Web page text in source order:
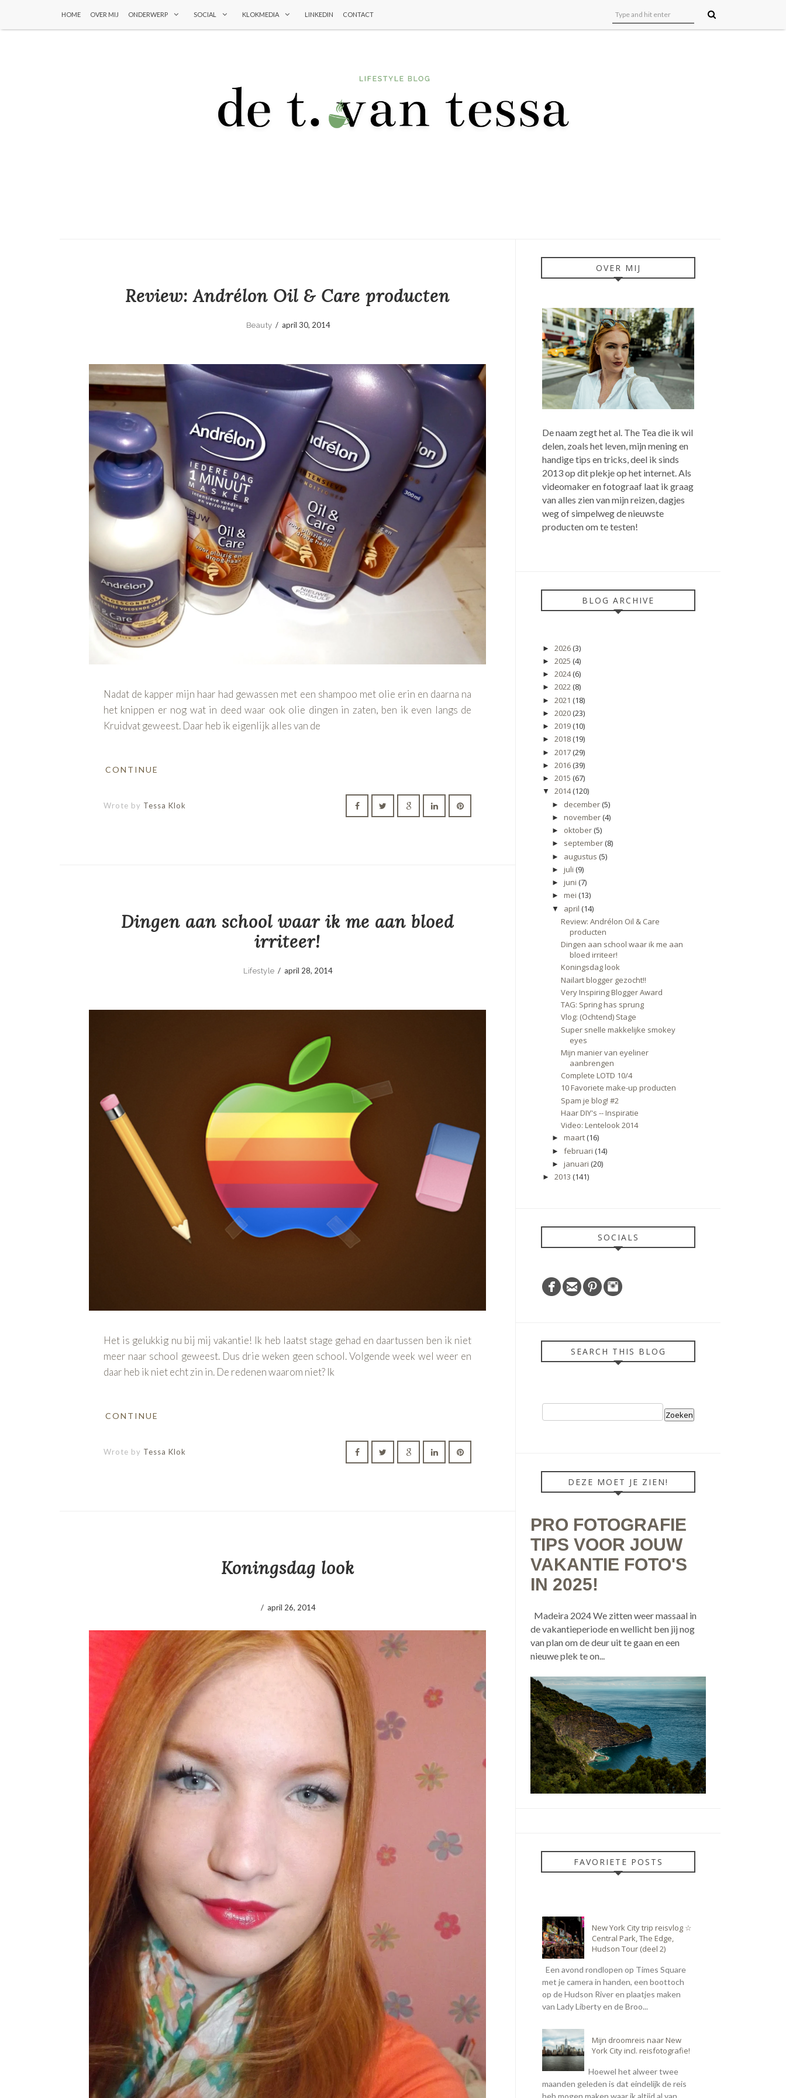
HOME OVER MIJ ONDERWERP SOCIAL KLOKMEDIA LINKEDIN CONTACT
Review: Andrélon Oil & Care producten
Beauty /april 30, 2014
Nadat de kapper mijn haar had gewassen met een shampoo met olie erin en daarna na
het knippen er nog wat in deed waar ook olie dingen in zaten, ben ik even langs de
Kruidvat geweest. Daar heb ik eigenlijk alles van de
CONTINUE
Wrote by Tessa Klok
Dingen aan school waar ik me aan bloed
irriteer!
Lifestyle /april 28, 2014
Het is gelukkig nu bij mij vakantie! Ik heb laatst stage gehad en daartussen ben ik niet
meer naar school geweest. Dus drie weken geen school. Volgende week wel weer en
daar heb ik niet echt zin in. De redenen waarom niet? Ik
CONTINUE
Wrote by Tessa Klok
Koningsdag look
/ april 26, 2014
OVER MIJ
De naam zegt het al. The Tea die ik wil
delen, zoals het leven, mijn mening en
handige tips en tricks, deel ik sinds
2013 op dit plekje op het internet. Als
videomaker en fotograaf laat ik graag
van alles zien van mijn reizen, dagjes
weg of simpelweg de nieuwste
producten om te testen!
BLOG ARCHIVE
► 2026(3)
► 2025 (4)
► 2024(6)
► 2022(8)
► 2021 (18)
► 2020(23)
► 2019(10)
► 2018(19)
► 2017(29)
► 2016(39)
► 2015 (67)
▼ 2014(120)
► december(5)
► november(4)
► oktober(5)
► september(8)
► augustus (5)
► juli (9)
► juni (7)
► mei (13)
▼ april (14)
Review: Andrélon Oil & Care
producten
Dingen aan school waar ik me aan
bloed irriteer!
Koningsdag look
Nailart blogger gezocht!!
Very Inspiring Blogger Award
TAG: Spring has sprung
Vlog: (Ochtend) Stage
Super snelle makkelijke smokey
eyes
Mijn manier van eyeliner
aanbrengen
Complete LOTD 10/4
10 Favoriete make-up producten
Spam je blog! #2
Haar DIY's -- Inspiratie
Video: Lentelook 2014
► maart(16)
► februari (14)
► januari (20)
► 2013 (141)
SOCIALS
SEARCH THIS BLOG
DEZE MOET JE ZIEN!
PRO FOTOGRAFIE
TIPS VOOR JOUW
VAKANTIE FOTO'S
IN 2025!
Madeira 2024 We zitten weer massaal in
de vakantieperiode en wellicht ben jij nog
van plan om de deur uit te gaan en een
nieuwe plek te on...
FAVORIETE POSTS
New York City trip reisvlog ☆
Central Park, The Edge,
Hudson Tour (deel 2)
Een avond rondlopen op Times Square
met je camera in handen, een boottoch
op de Hudson River en plaatjes maken
van Lady Liberty en de Broo...
Mijn droomreis naar New
York City incl. reisfotografie!
Hoewel het alweer twee
maanden geleden is dat eindelijk de reis
heb mogen maken waar ik altijd al van